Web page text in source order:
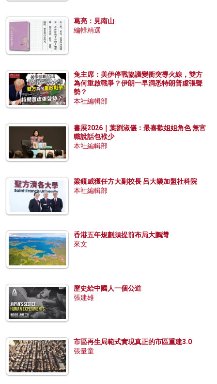
葛亮：見南山
編輯精選
兔主席：美伊停戰協議變衝突導火線，雙方
為何重啟戰爭？伊朗一早洞悉特朗普虛張聲
勢？
本社編輯部
書展2026｜葉劉淑儀：最喜歡姐姐角色 無官
職說話包袱少
本社編輯部
梁鏡威獲任方大副校長 呂大樂加盟社科院
本社編輯部
香港五年規劃須提前布局大鵬灣
來文
歷史給中國人一個公道
張建雄
市區再生局範式實現真正的市區重建3.0
張量童